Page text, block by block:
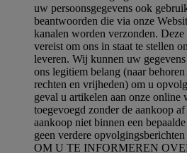
uw persoonsgegevens ook
beantwoorden die via onze
kanalen worden verzonden.
vereist om ons in staat te stellen
leveren. Wij kunnen uw
ons legitiem belang (naar
rechten en vrijheden) om u
geval u artikelen aan onze online
toegevoegd zonder de aankoop
aankoop niet binnen een
geen verdere
OM U TE INFORMEREN